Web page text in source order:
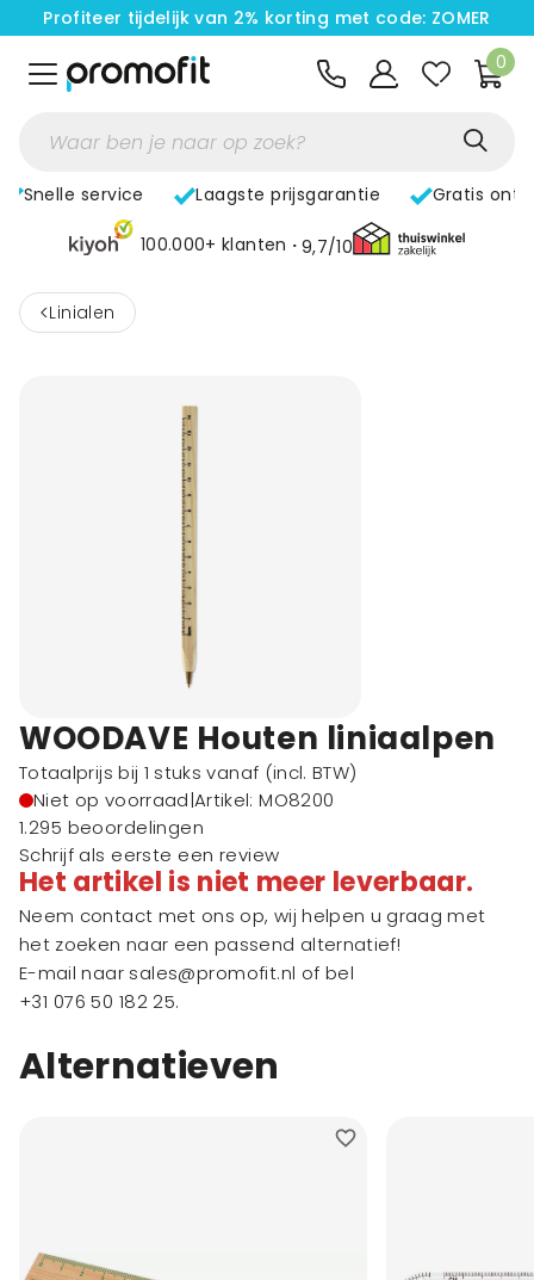
Profiteer tijdelijk van 2% korting met code: ZOMER
0
Snelle service Laagste prijsgarantie Gratis
100.000+ klanten 9,7/10
< Linialen
WOODAVE Houten liniaalpen
Totaalprijs bij 1 stuks vanaf (incl. BTW)
Niet op voorraad|Artikel: MO8200
1.295 beoordelingen
Schrijf als eerste een review
Het artikel is niet meer leverbaar.
Neem contact met ons op, wij helpen u graag met
het zoeken naar een passend alternatief!
E-mail naar sales@promofit.nl of bel
+31 076 50 182 25.
Alternatieven